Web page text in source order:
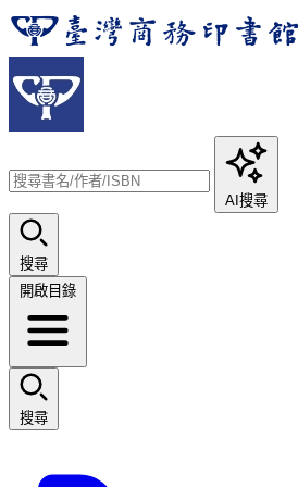
AI搜尋
搜尋
開啟目錄
搜尋